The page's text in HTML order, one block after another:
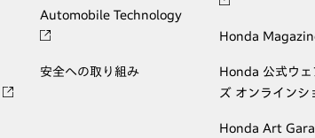
Automobile Technology
安全への取り組み
Honda
Honda 公式ウェ
ズ オンラインシ
Honda Art